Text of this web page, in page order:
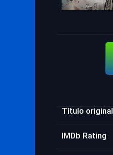
Título original
IMDb Rating